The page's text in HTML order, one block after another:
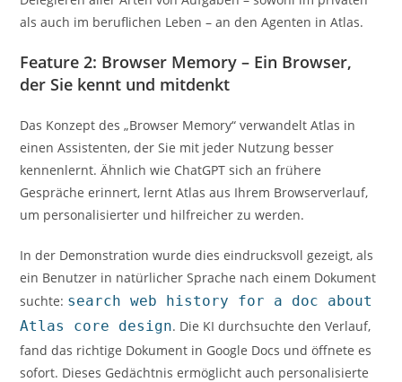
als auch im beruflichen Leben – an den Agenten in Atlas.
Feature 2: Browser Memory – Ein Browser,
der Sie kennt und mitdenkt
Das Konzept des „Browser Memory“ verwandelt Atlas in
einen Assistenten, der Sie mit jeder Nutzung besser
kennenlernt. Ähnlich wie ChatGPT sich an frühere
Gespräche erinnert, lernt Atlas aus Ihrem Browserverlauf,
um personalisierter und hilfreicher zu werden.
In der Demonstration wurde dies eindrucksvoll gezeigt, als
ein Benutzer in natürlicher Sprache nach einem Dokument
suchte: search web history for a doc about
Atlas core design. Die KI durchsuchte den Verlauf,
fand das richtige Dokument in Google Docs und öffnete es
sofort. Dieses Gedächtnis ermöglicht auch personalisierte